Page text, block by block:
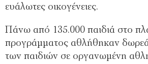
ευάλωτες οικογένειες.
Πάνω από 135.000 παιδιά στο
προγράμματος αθλήθηκαν
των παιδιών σε οργανωμένη